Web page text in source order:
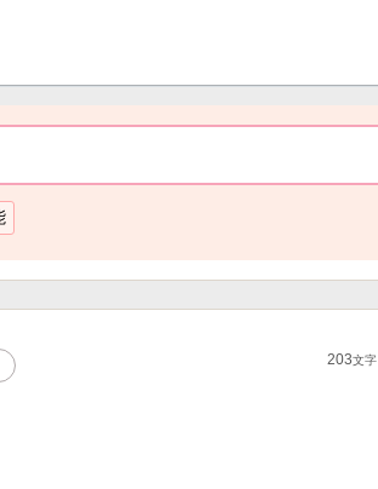
203文字